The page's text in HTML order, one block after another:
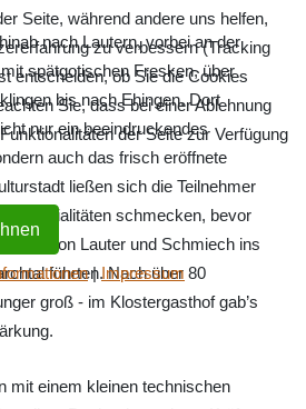
nach Lautern, vorbei an der
spätgotischen Fresken, über
bis nach Ehingen. Dort
nur ein beeindruckendes
auch das frisch eröffnete
ließen sich die Teilnehmer
Spezialitäten schmecken, bevor
von Lauter und Schmiech ins
führten. Nach über 80
groß - im Klostergasthof gab’s
mit einem kleinen technischen
Seite, während andere uns helfen,
zu verbessern (Tracking
entscheiden, ob Sie die Cookies
Sie, dass bei einer Ablehnung
der Seite zur Verfügung
|Impressum